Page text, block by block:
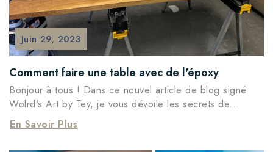
Juin 29, 2023
Comment faire une table avec de l'époxy
Bonjour à tous ! Dans ce nouvel article de blog signé
Wolrd's Art by Tey, je vous dévoile les secrets de...
En Savoir Plus